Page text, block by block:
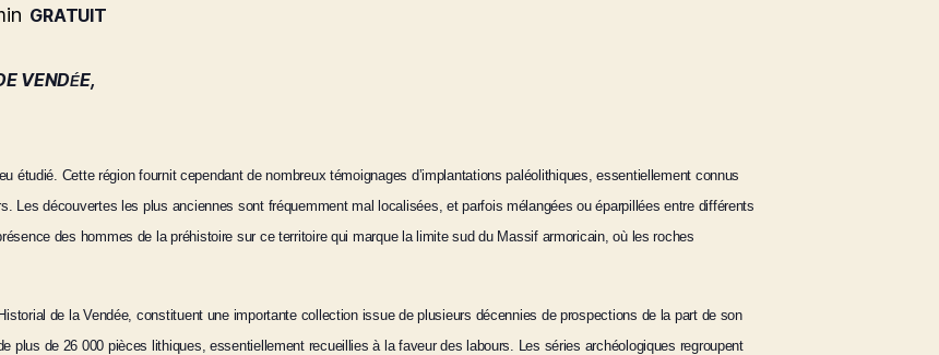
GRATUIT
VENDÉE,
étudié. Cette région fournit cependant de nombreux témoignages d’implantations paléolithiques, essentiellement connus
Les découvertes les plus anciennes sont fréquemment mal localisées, et parfois mélangées ou éparpillées entre différents
des hommes de la préhistoire sur ce territoire qui marque la limite sud du Massif armoricain, où les roches
de la Vendée, constituent une importante collection issue de plusieurs décennies de prospections de la part de son
plus de 26 000 pièces lithiques, essentiellement recueillies à la faveur des labours. Les séries archéologiques regroupent